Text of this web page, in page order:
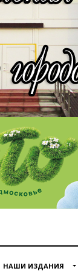
НАШИ ИЗДАНИЯ